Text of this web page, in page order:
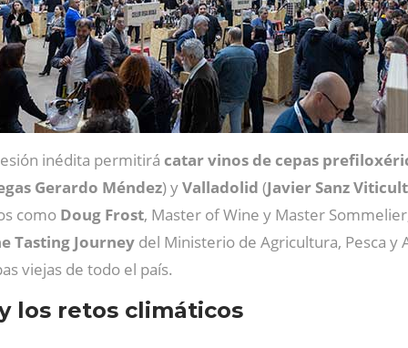
inédita permitirá catar vinos de cepas
Gerardo Méndez) yValladolid (Javier Sanz
como Doug Frost, Master of Wine y Master
Tasting Journey del Ministerio de Agricultura, Pesca
viejas de todo el país.
los retos climáticos